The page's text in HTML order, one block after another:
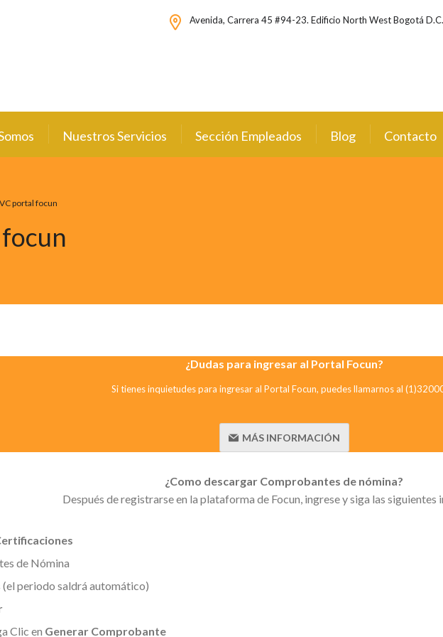
Avenida, Carrera 45 #94-23. Edificio North West Bogotá
Nuestros Servicios Sección Empleados Blog Contacto
VC portal focun
¿Dudas para ingresar al Portal Focun?
Si tienes inquietudes para ingresar al Portal Focun, puedes llamarnos al
MÁS INFORMACIÓN
¿Como descargar Comprobantes de nómina?
Después de registrarse en la plataforma de Focun, ingrese y siga las siguientes
de Nómina
(el periodo saldrá automático)
Clic en Generar Comprobante